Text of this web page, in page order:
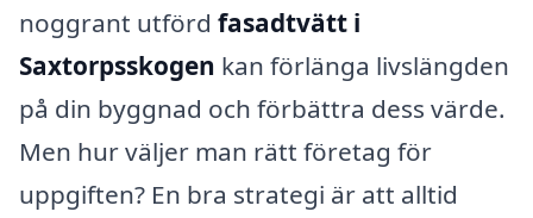
noggrant utförd fasadtvätt i
Saxtorpsskogen kan förlänga livslängden
på din byggnad och förbättra dess värde.
Men hur väljer man rätt företag för
uppgiften? En bra strategi är att alltid